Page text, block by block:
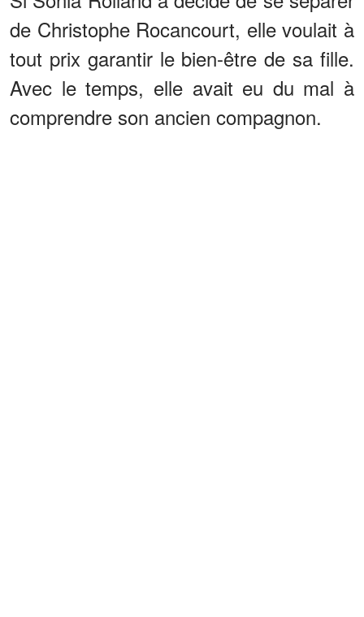
de Christophe Rocancourt, elle voulait à
tout prix garantir le bien-être de sa fille.
Avec le temps, elle avait eu du mal à
comprendre son ancien compagnon.